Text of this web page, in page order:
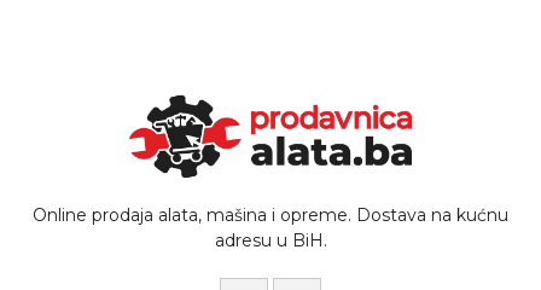
Online prodaja alata, mašina i opreme. Dostava na kućnu
adresu u BiH.